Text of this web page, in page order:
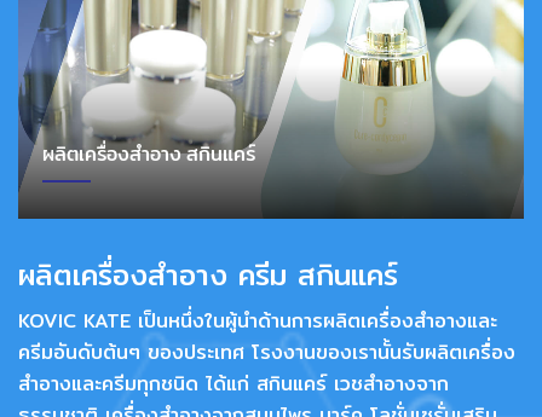
ผลิตเครื่องสำอาง สกินแคร์
ผลิตเครื่องสำอาง ครีม สกินแคร์
KOVIC KATE เป็นหนึ่งในผู้นำด้านการผลิตเครื่องสำอางและ
ครีมอันดับต้นๆ ของประเทศ โรงงานของเรานั้นรับผลิตเครื่อง
สำอางและครีมทุกชนิด ได้แก่ สกินแคร์ เวชสำอางจาก